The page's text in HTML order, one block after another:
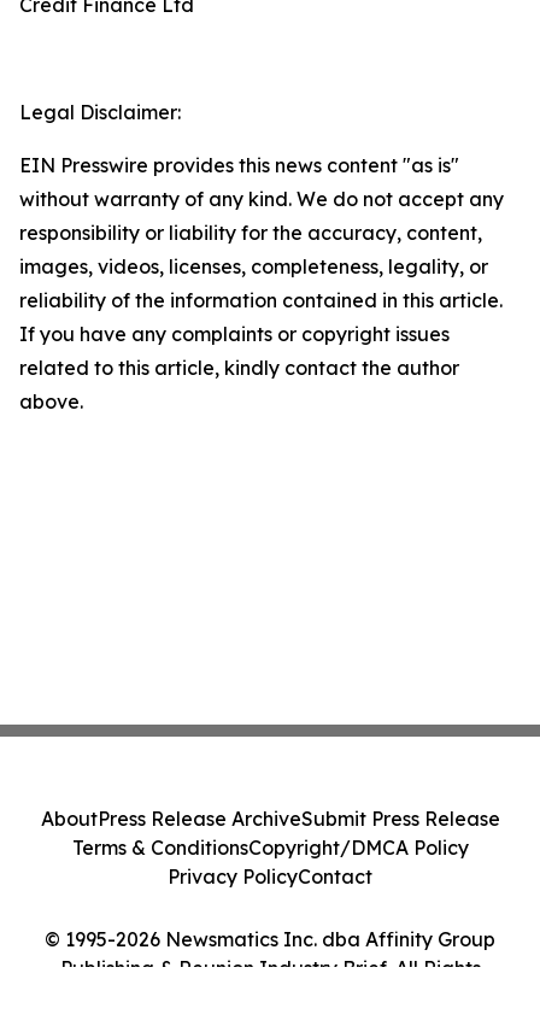
Credit Finance Ltd
Legal Disclaimer:
EIN Presswire provides this news content "as is"
without warranty of any kind. We do not accept any
responsibility or liability for the accuracy, content,
images, videos, licenses, completeness, legality, or
reliability of the information contained in this article.
If you have any complaints or copyright issues
related to this article, kindly contact the author
above.
© 1995-2026 Newsmatics Inc. dba Affinity Group
Publishing & Reunion Industry Brief. All Rights
AboutPress Release ArchiveSubmit Press Release
Terms & ConditionsCopyright/DMCA Policy
Privacy PolicyContact